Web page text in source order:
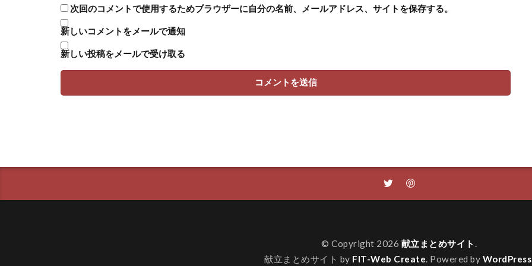
次回のコメントで使用するためブラウザーに自分の名前、メールアドレス、サイトを保存する。
新しいコメントをメールで通知
新しい投稿をメールで受け取る
© Copyright 2026 献立まとめサイト
献立まとめサイト by FIT-Web Create . Powered by WordPress